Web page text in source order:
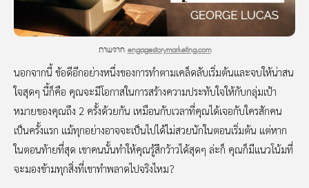
ภาพจากengagestorymarketing.com
นอกจากนี้ ข้อดีอีกอย่างหนึ่งของการทำตามเคล็ดลับเริ่มต้นและจบให้น่าสน
ใจสุดๆ นี้ก็คือ คุณจะมีโอกาสในการสร้างความประทับใจให้กับกลุ่มเป้า
หมายของคุณถึง 2 ครั้งด้วยกัน เหมือนกับเวลาที่คุณได้เจอกับใครสักคน
เป็นครั้งแรก แม้ทุกอย่างอาจจะเป็นไปได้ไม่สวยนักในตอนเริ่มต้น แต่หาก
ในตอนท้ายที่สุด เขาคนนั้นทำให้คุณรู้สึกว้าวได้สุดๆ ล่ะก็ คุณก็มีแนวโน้มที่
จะมองข้ามทุกสิ่งที่เขาทำพลาดไปจริงไหม?